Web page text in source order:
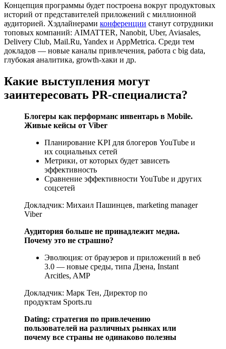
Концепция программы будет построена вокруг продуктовых
историй от представителей приложений с миллионной
аудиторией. Хэдлайнерами конференции станут сотрудники
топовых компаний: AIMATTER, Nanobit, Uber, Aviasales,
Delivery Club, Mail.Ru, Yandex и AppMetrica. Среди тем
докладов — новые каналы привлечения, работа с big data,
глубокая аналитика, growth-хаки и др.
Какие выступления могут
заинтересовать PR-специалиста?
Блогеры как перформанс инвентарь в Mobile.
Живые кейсы от Viber
Планирование KPI для блогеров YouTube и
их социальных сетей
Метрики, от которых будет зависеть
эффективность
Сравнение эффективности YouTube и других
соцсетей
Докладчик: Михаил Пашинцев, marketing manager
Viber
Аудитория больше не принадлежит медиа.
Почему это не страшно?
Эволюция: от браузеров и приложений в веб
3.0 — новые среды, типа Дзена, Instant
Arcitles, AMP
Докладчик: Марк Тен, Директор по
продуктам Sports.ru
Dating: стратегия по привлечению
пользователей на различных рынках или
почему все страны не одинаково полезны